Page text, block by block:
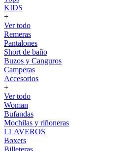
KIDS
+
Ver todo
Remeras
Pantalones
Short de baño
Buzos y Canguros
Camperas
Accesorios
+
Ver todo
Woman
Bufandas
Mochilas y riñoneras
LLAVEROS
Boxers
Billeteras